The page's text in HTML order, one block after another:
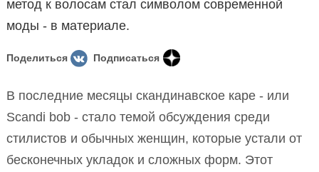
метод к волосам стал символом современной
моды - в материале.
Поделиться Подписаться
В последние месяцы скандинавское каре - или
Scandi bob - стало темой обсуждения среди
стилистов и обычных женщин, которые устали от
бесконечных укладок и сложных форм. Этот